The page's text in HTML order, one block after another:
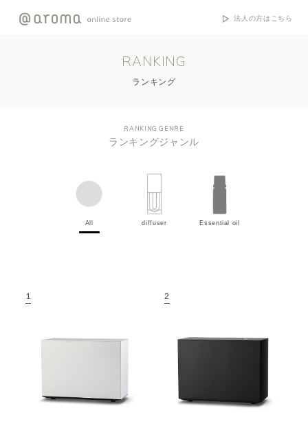
法人の方はこちら
RANKING
ランキング
RANKING GENRE
ランキングジャンル
All diffuser Essential oil